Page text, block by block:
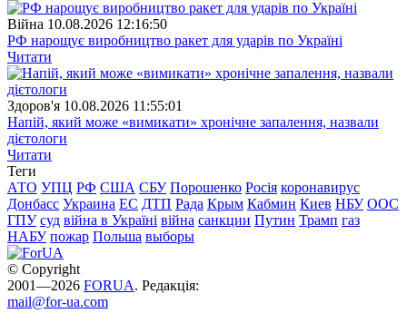
Війна 10.08.2026 12:16:50
РФ нарощує виробництво ракет для ударів по Україні
Читати
Здоров'я 10.08.2026 11:55:01
Напій, який може «вимикати» хронічне запалення, назвали
дієтологи
Читати
Теги
АТО УПЦ РФ США СБУ Порошенко Росія коронавирус
Донбасс Украина ЕС ДТП Рада Крым Кабмин Киев НБУ ООС
ГПУ суд війна в Україні війна санкции Путин Трамп газ
НАБУ пожар Польша выборы
© Copyright
2001—2026 FORUA. Редакція:
mail@for-ua.com